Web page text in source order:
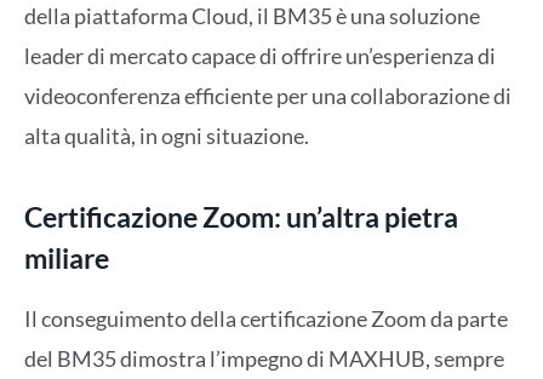
della piattaforma Cloud, il BM35 è una soluzione
leader di mercato capace di offrire un’esperienza di
videoconferenza efficiente per una collaborazione di
alta qualità, in ogni situazione.
Certificazione Zoom: un’altra pietra
miliare
Il conseguimento della certificazione Zoom da parte
del BM35 dimostra l’impegno di MAXHUB, sempre